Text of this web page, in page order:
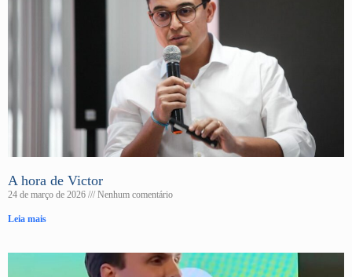
A hora de Victor
24 de março de 2026 Nenhum comentário
Leia mais